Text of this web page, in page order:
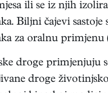
ili se iz njih
Biljni čajevi
za oralnu primjenu
droge primjenjuju
droge